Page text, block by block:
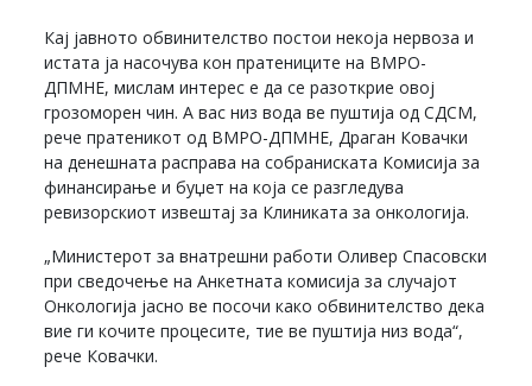
Кај јавното обвинителство постои некоја нервоза и
истата ја насочува кон пратениците на ВМРО-
ДПМНЕ, мислам интерес е да се разоткрие овој
грозоморен чин. А вас низ вода ве пуштија од СДСМ,
рече пратеникот од ВМРО-ДПМНЕ, Драган Ковачки
на денешната расправа на собраниската Комисија за
финансирање и буџет на која се разгледува
ревизорскиот извештај за Клиниката за онкологија.
„Министерот за внатрешни работи Оливер Спасовски
при сведочење на Анкетната комисија за случајот
Онкологија јасно ве посочи како обвинителство дека
вие ги кочите процесите, тие ве пуштија низ вода“,
рече Ковачки.